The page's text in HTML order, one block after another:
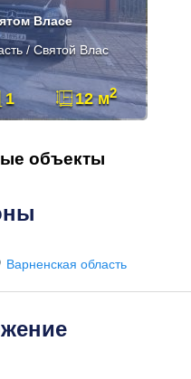
Власе
/ Святой Влас
1 12 м2
объекты
Варненская область